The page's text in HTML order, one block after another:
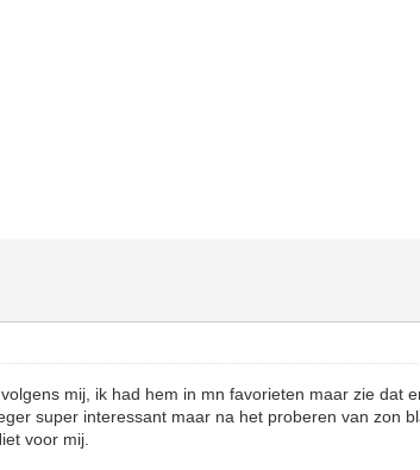
mij, ik had hem in mn favorieten maar zie dat
super interessant maar na het proberen van zon
voor mij.